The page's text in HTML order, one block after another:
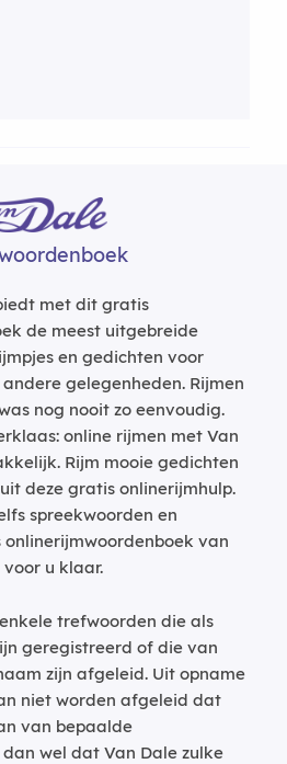
met dit gratis
de meest uitgebreide
en gedichten voor
gelegenheden. Rijmen
nog nooit zo eenvoudig.
online rijmen met Van
Rijm mooie gedichten
deze gratis onlinerijmhulp.
spreekwoorden en
van
u klaar.
trefwoorden die als
geregistreerd of die van
zijn afgeleid. Uit opname
niet worden afgeleid dat
van bepaalde
wel dat Van Dale zulke